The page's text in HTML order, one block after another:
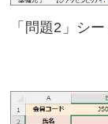
「問題2」シ